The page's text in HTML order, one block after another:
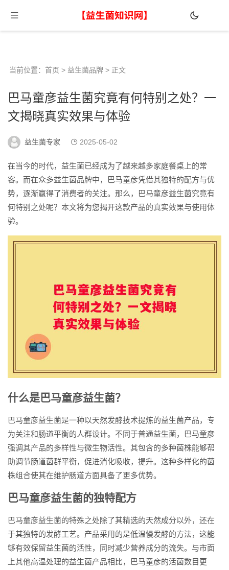
当前位置： 首页 > 益生菌品牌 > 正文
巴马童彦益生菌究竟有何特别之处？一
文揭晓真实效果与体验
益生菌专家 2025-05-02
在当今的时代，益生菌已经成为了越来越多家庭餐桌上的常
客。而在众多益生菌品牌中，巴马童彦凭借其独特的配方与优
势，逐渐赢得了消费者的关注。那么，巴马童彦益生菌究竟有
何特别之处呢？本文将为您揭开这款产品的真实效果与使用体
验。
什么是巴马童彦益生菌？
巴马童彦益生菌是一种以天然发酵技术提炼的益生菌产品，专
为关注和肠道平衡的人群设计。不同于普通益生菌，巴马童彦
强调其产品的多样性与微生物活性。其包含的多种菌株能够帮
助调节肠道菌群平衡，促进消化吸收，提升。这种多样化的菌
株组合使其在维护肠道方面具备了更多优势。
巴马童彦益生菌的独特配方
巴马童彦益生菌的特殊之处除了其精选的天然成分以外，还在
于其独特的发酵工艺。产品采用的是低温慢发酵的方法，这能
够有效保留益生菌的活性，同时减少营养成分的流失。与市面
上其他高温处理的益生菌产品相比，巴马童彦的活菌数目更